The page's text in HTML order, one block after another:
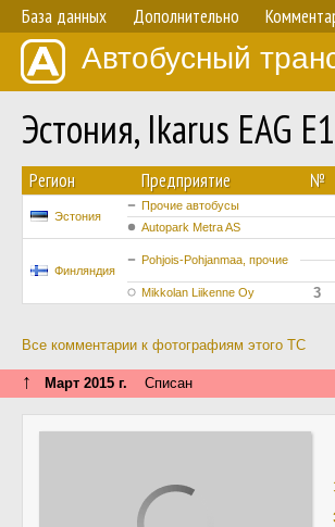
База данных Дополнительно
Автобусный
Эстония, Ikarus EAG
Регион Предприятие №
Эстония
Прочие автобусы
Autopark Metra AS
Финляндия
Pohjois-Pohjanmaa, прочие
Mikkolan Liikenne Oy 3
Все комментарии к фотографиям этого ТС
↑ Март 2015 г. Списан